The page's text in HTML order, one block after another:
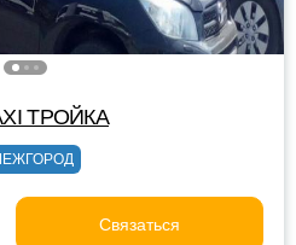
ТРОЙКА
Связаться